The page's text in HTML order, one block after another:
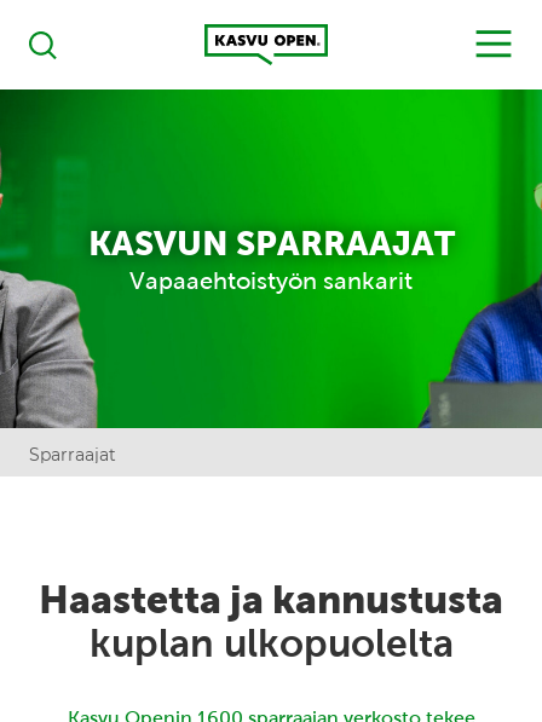
Haku
Kasvu Open
MENU
KASVUN SPARRAAJAT
Vapaaehtoistyön sankarit
Sparraajat
Haastetta ja kannustusta
kuplan ulkopuolelta